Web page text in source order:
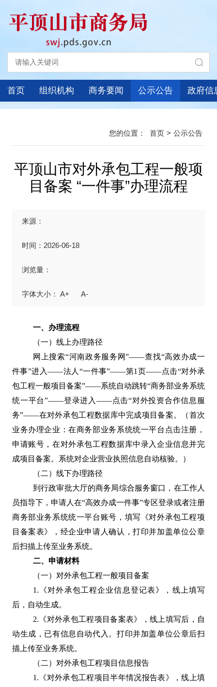
首页 组织机构 商务要闻 公示公告 政府信
首页 > 公示公告
平顶山市对外承包工程一般项
目备案 “一件事”办理流程
来源：
时间：2026-06-18
浏览量：
A+ A-
一、办理流程
（一）线上办理路径
网上搜索“河南政务服务网”——查找“高效办成一
件事”进入——法人“一件事”——第1页——点击“对外承
包工程一般项目备案”——系统自动跳转“商务部业务系统
统一平台”——登录进入——点击“对外投资合作信息服
务”——在对外承包工程数据库中完成项目备案。（首次
业务办理企业：在商务部业务系统统一平台点击注册，
申请账号，在对外承包工程数据库中录入企业信息并完
成项目备案。系统对企业营业执照信息自动核验。）
（二）线下办理路径
到行政审批大厅的商务局综合服务窗口，在工作人
员指导下，申请人在“高效办成一件事”专区登录或者注册
商务部业务系统统一平台账号，填写《对外承包工程项
目备案表》，经企业申请人确认，打印并加盖单位公章
后扫描上传至业务系统。
二、申请材料
（一）对外承包工程一般项目备案
1.《对外承包工程企业信息登记表》，线上填写
后，自动生成。
2.《对外承包工程项目备案表》，线上填写后，自
动生成，已有信息自动代入。打印并加盖单位公章后扫
描上传至业务系统。
（二）对外承包工程项目信息报告
1.《对外承包工程项目半年情况报告表》，线上填